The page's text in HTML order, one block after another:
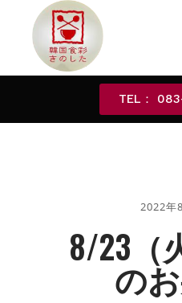
TEL：
2022年
8/23（
の